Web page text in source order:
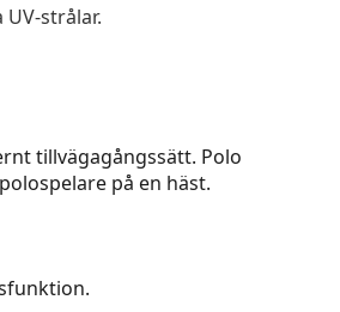
strålar.
tillvägagångssätt. Polo
på en häst.